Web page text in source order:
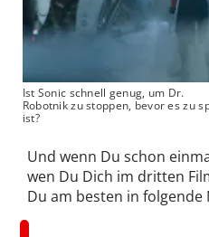
Ist Sonic schnell genug, um Dr.
Robotnik zu stoppen, bevor es zu
ist?
Und wenn Du schon
wen Du Dich im dritten
Du am besten in folgende